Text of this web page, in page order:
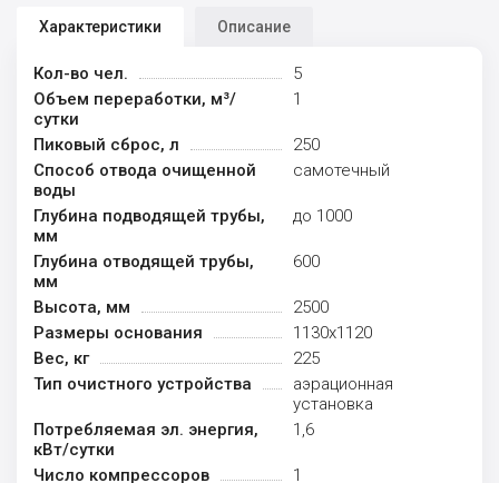
Характеристики Описание
Кол-во чел.
5
Объем переработки, м³/
сутки
1
Пиковый сброс, л
250
Способ отвода очищенной
воды
самотечный
Глубина подводящей трубы,
мм
до 1000
Глубина отводящей трубы,
мм
600
Высота, мм
2500
Размеры основания
1130x1120
Вес, кг
225
Тип очистного устройства
аэрационная
установка
Потребляемая эл. энергия,
кВт/сутки
1,6
Число компрессоров 1